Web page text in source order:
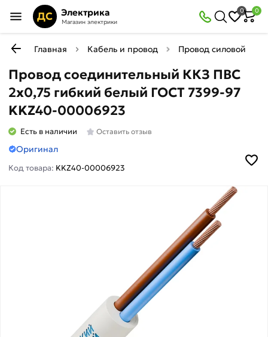
ДС Электрика
Магазин электрики
0 0
Главная Кабель и провод Провод силовой
Провод соединительный ККЗ ПВС
2х0,75 гибкий белый ГОСТ 7399-97
KKZ40-00006923
Есть в наличии Оставить отзыв
Оригинал
Код товара: KKZ40-00006923